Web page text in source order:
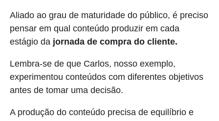
Aliado ao grau de maturidade do público, é preciso
pensar em qual conteúdo produzir em cada
estágio da jornada de compra do cliente.
Lembra-se de que Carlos, nosso exemplo,
experimentou conteúdos com diferentes objetivos
antes de tomar uma decisão.
A produção do conteúdo precisa de equilíbrio e